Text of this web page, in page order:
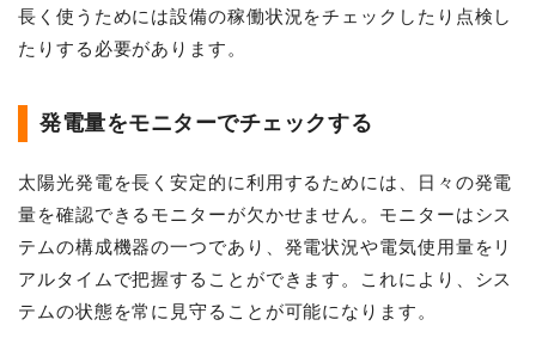
長く使うためには設備の稼働状況をチェックしたり点検し
たりする必要があります。
発電量をモニターでチェックする
太陽光発電を長く安定的に利用するためには、日々の発電
量を確認できるモニターが欠かせません。モニターはシス
テムの構成機器の一つであり、発電状況や電気使用量をリ
アルタイムで把握することができます。これにより、シス
テムの状態を常に見守ることが可能になります。